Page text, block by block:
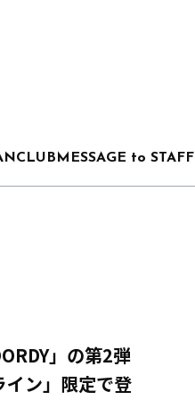
MESSAGE to STAFF
」の第2弾
ン」限定で登